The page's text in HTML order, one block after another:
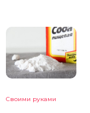
Своими руками